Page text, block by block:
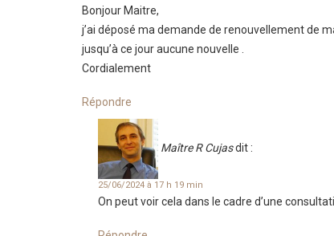
Bonjour Maitre,
j’ai déposé ma demande de renouvellement de
jusqu’à ce jour aucune nouvelle .
Cordialement
Répondre
Maître R Cujasdit :
25/06/2024 à 17 h 19 min
On peut voir cela dans le cadre d’une